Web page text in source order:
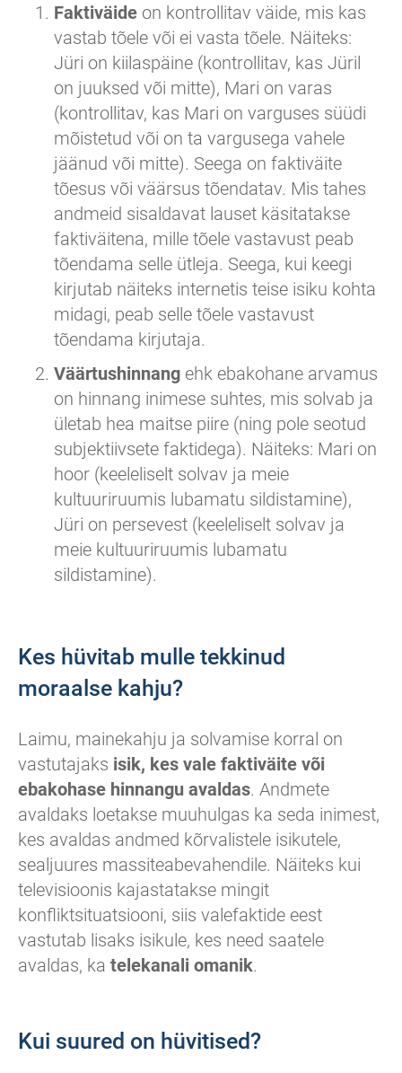
Faktiväide on kontrollitav väide, mis kas
vastab tõele või ei vasta tõele. Näiteks:
Jüri on kiilaspäine (kontrollitav, kas Jüril
on juuksed või mitte), Mari on varas
(kontrollitav, kas Mari on varguses süüdi
mõistetud või on ta vargusega vahele
jäänud või mitte). Seega on faktiväite
tõesus või väärsus tõendatav. Mis tahes
andmeid sisaldavat lauset käsitatakse
faktiväitena, mille tõele vastavust peab
tõendama selle ütleja. Seega, kui keegi
kirjutab näiteks internetis teise isiku kohta
midagi, peab selle tõele vastavust
tõendama kirjutaja.
Väärtushinnang ehk ebakohane arvamus
on hinnang inimese suhtes, mis solvab ja
ületab hea maitse piire (ning pole seotud
subjektiivsete faktidega). Näiteks: Mari on
hoor (keeleliselt solvav ja meie
kultuuriruumis lubamatu sildistamine),
Jüri on persevest (keeleliselt solvav ja
meie kultuuriruumis lubamatu
sildistamine).
Kes hüvitab mulle tekkinud
moraalse kahju?
Laimu, mainekahju ja solvamise korral on
vastutajaks isik, kes vale faktiväite või
ebakohase hinnangu avaldas. Andmete
avaldaks loetakse muuhulgas ka seda inimest,
kes avaldas andmed kõrvalistele isikutele,
sealjuures massiteabevahendile. Näiteks kui
televisioonis kajastatakse mingit
konfliktsituatsiooni, siis valefaktide eest
vastutab lisaks isikule, kes need saatele
avaldas, ka telekanali omanik.
Kui suured on hüvitised?